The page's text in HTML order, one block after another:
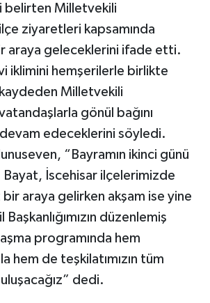
belirten Milletvekili
ziyaretleri kapsamında
araya geleceklerini ifade etti.
iklimini hemşerilerle birlikte
kaydeden Milletvekili
gönül bağını
edeceklerini söyledi.
“Bayramın ikinci günü
Bayat, İscehisar ilçelerimizde
bir araya gelirken akşam ise yine
düzenlemiş
programında hem
hem de teşkilatımızın tüm
dedi.